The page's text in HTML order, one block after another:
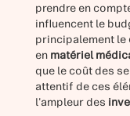
prendre en
influencent le
principalement le
en matériel
que le coût des
attentif de ces
l'ampleur des